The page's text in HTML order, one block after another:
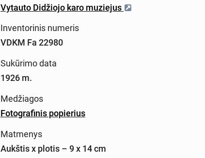
Vytauto Didžiojo karo muziejus
Inventorinis numeris
VDKM Fa 22980
Sukūrimo data
1926 m.
Medžiagos
Fotografinis popierius
Matmenys
Aukštis x plotis – 9 x 14 cm